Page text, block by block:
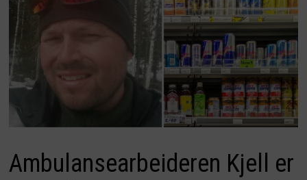
Ambulansearbeideren Kjell er